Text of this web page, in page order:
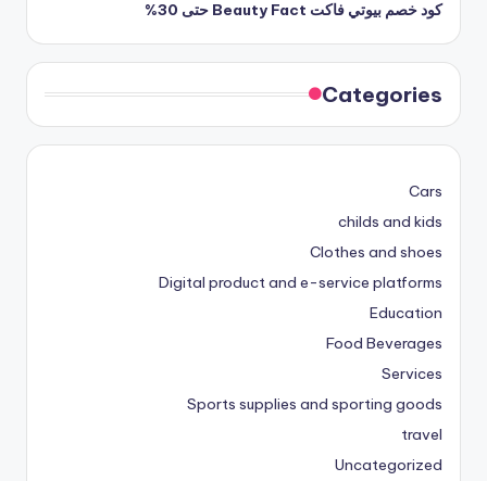
كود خصم بيوتي فاكت Beauty Fact حتى 30%
Categories
Cars
childs and kids
Clothes and shoes
Digital product and e-service platforms
Education
Food Beverages
Services
Sports supplies and sporting goods
travel
Uncategorized